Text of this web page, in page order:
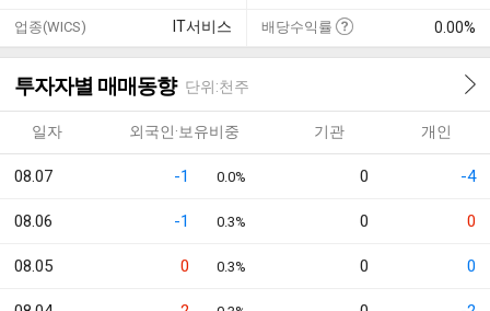
업종(WICS) IT서비스 배당수익률 0.00%
투자자별 매매동향 단위:천주
일자 외국인·보유비중 기관 개인
08.07 -1 0.0% 0 -4
08.06 -1 0.3% 0 0
08.05 0 0.3% 0 0